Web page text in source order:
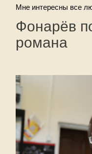
Мне интересны все
Фонарёв
романа